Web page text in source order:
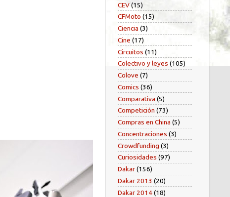
CEV(15)
CFMoto (15)
Ciencia (3)
Cine (17)
Circuitos (11)
Colectivo y leyes (105)
Colove (7)
Comics (36)
Comparativa (5)
Competición (73)
Compras en China (5)
Concentraciones (3)
Crowdfunding (3)
Curiosidades (97)
Dakar(156)
Dakar 2013 (20)
Dakar 2014(18)